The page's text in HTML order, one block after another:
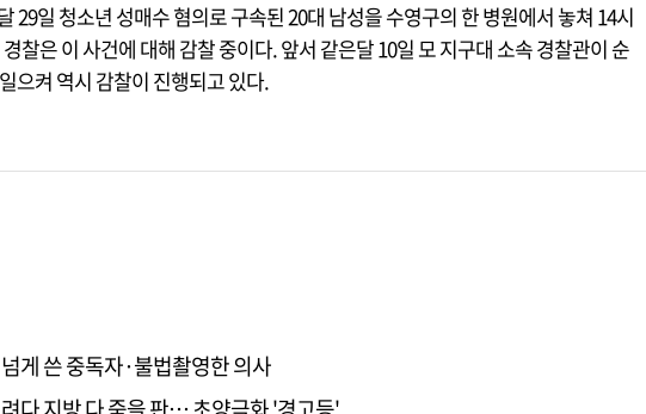
29일 청소년 성매수 혐의로 구속된 20대 남성을 수영구의 한 병원에서 놓쳐 14시
찰은 이 사건에 대해 감찰 중이다. 앞서 같은달 10일 모 지구대 소속 경찰관이 순
으켜 역시 감찰이 진행되고 있다.
게 쓴 중독자·불법촬영한 의사